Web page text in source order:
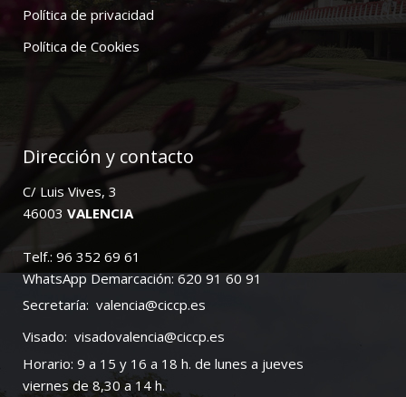
Política de privacidad
Política de Cookies
Dirección y contacto
C/ Luis Vives, 3
46003 VALENCIA
Telf.: 96 352 69 61
WhatsApp Demarcación: 620 91 60 91
Secretaría: valencia@ciccp.es
Visado: visadovalencia@ciccp.es
Horario: 9 a 15 y 16 a 18 h. de lunes a jueves
viernes de 8,30 a 14 h.